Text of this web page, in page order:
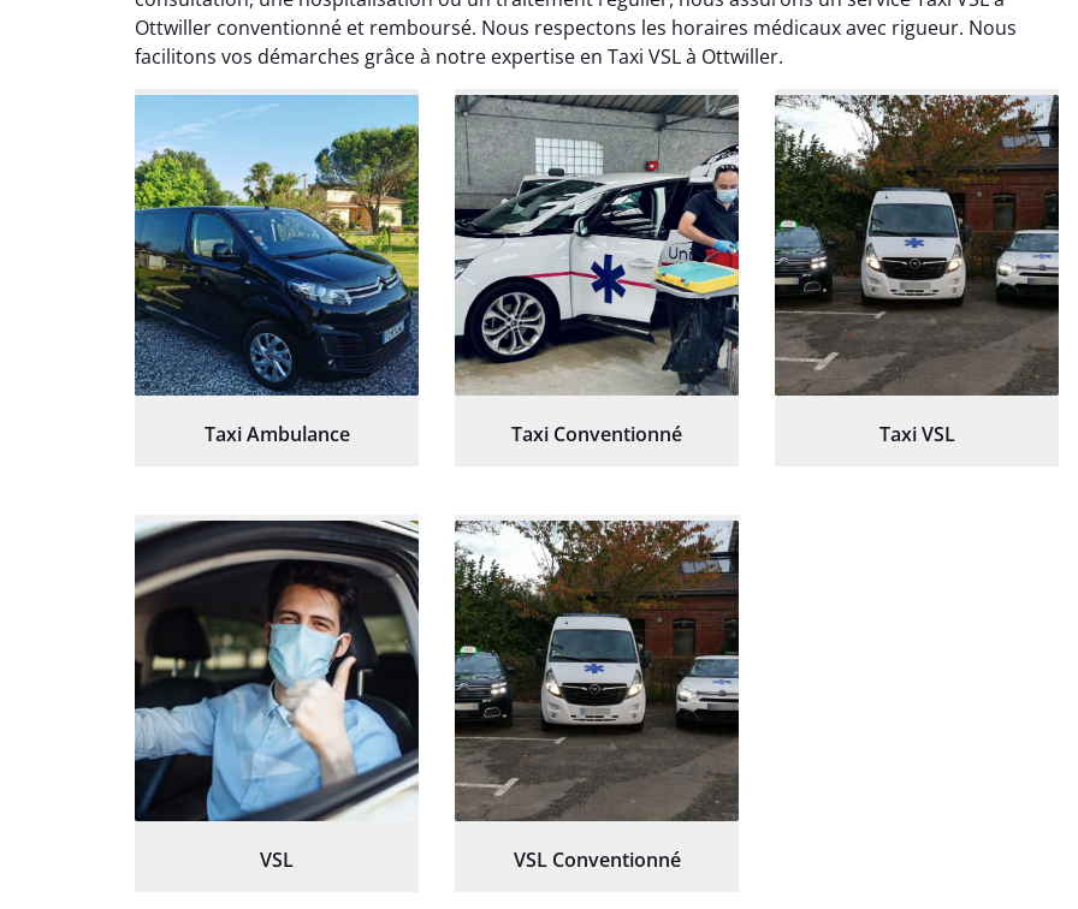
Ottwiller conventionné et remboursé. Nous respectons les horaires médicaux avec rigueur. Nous
facilitons vos démarches grâce à notre expertise en Taxi VSL à Ottwiller.
Taxi Ambulance Taxi Conventionné Taxi VSL
VSL VSL Conventionné
Arnaud Deschamps
30 janvier 2025
Très satisfait du transport,
tout s’est bien déroulé.
Chauffeur à l’écoute et
patient.
Jérémy Ferrand
8 septembre 2024
Transport ponctuel et
personnel très attentionné.
Très satisfait du service.